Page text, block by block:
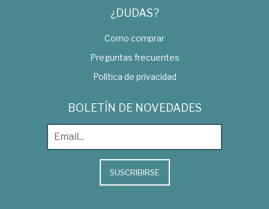
¿DUDAS?
Como comprar
Preguntas frecuentes
Política de privacidad
BOLETÍN DE NOVEDADES
SUSCRIBIRSE